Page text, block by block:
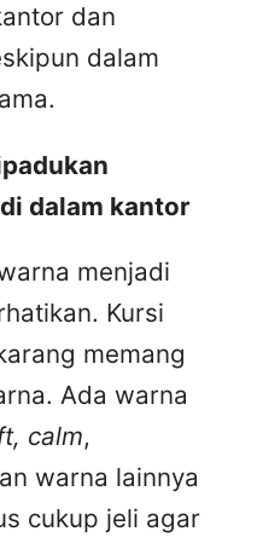
dan
dalam
dalam kantor
menjadi
Kursi
memang
Ada warna
calm,
warna lainnya
cukup jeli agar